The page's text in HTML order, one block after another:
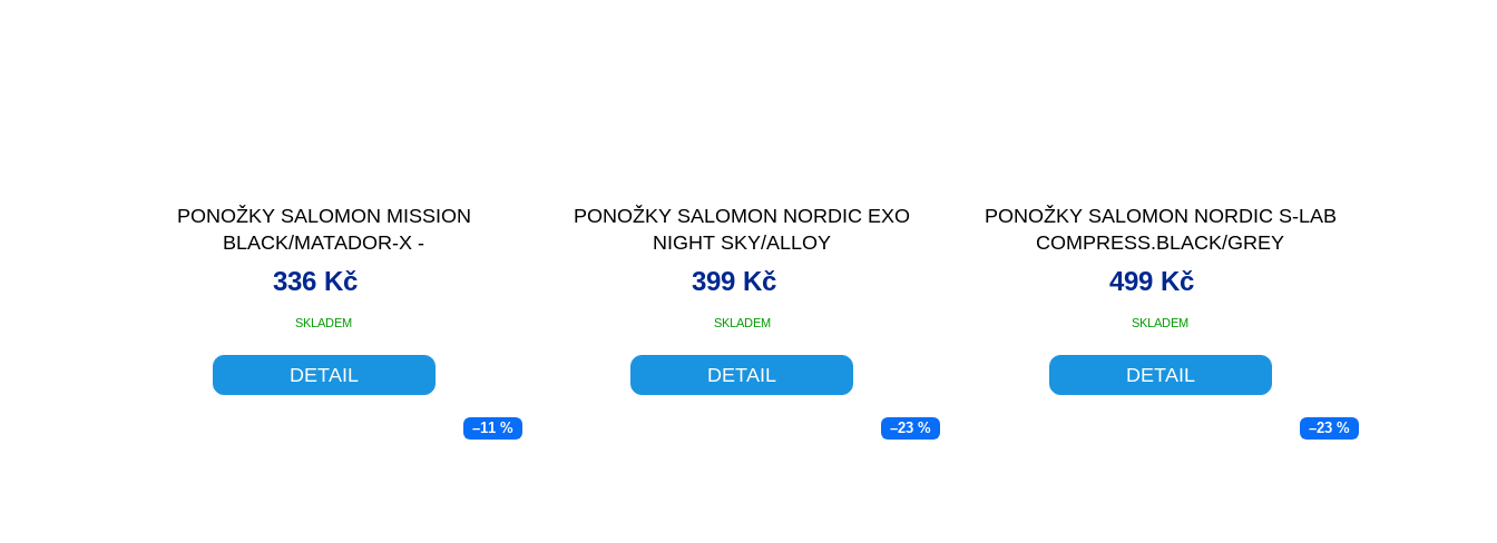
PONOŽKY SALOMON MISSION
BLACK/MATADOR-X -
SKLADEM
336 Kč
DETAIL
PONOŽKY SALOMON NORDIC EXO
NIGHT SKY/ALLOY
SKLADEM
399 Kč
DETAIL
PONOŽKY SALOMON NORDIC S-LAB
COMPRESS.BLACK/GREY
SKLADEM
499 Kč
DETAIL
–11 % –23 % –23 %